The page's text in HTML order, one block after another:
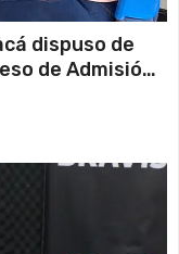
dispuso de
de Admisión